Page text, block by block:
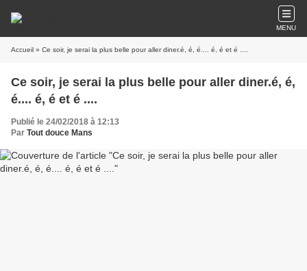
MENU
Accueil » Ce soir, je serai la plus belle pour aller diner.é, é, é.... é, é et é ....
Ce soir, je serai la plus belle pour aller diner.é, é,
é.... é, é et é ....
Publié le 24/02/2018 à 12:13
Par Tout douce Mans